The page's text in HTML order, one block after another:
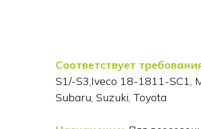
Соответствует
S1/-S3,Iveco 18-1811-SC1,
Subaru, Suzuki, Toyota